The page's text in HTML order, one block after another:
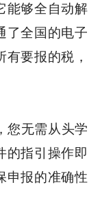
能够全自动解
了全国的电子
要报的税，
您无需从头学
的指引操作即
申报的准确性